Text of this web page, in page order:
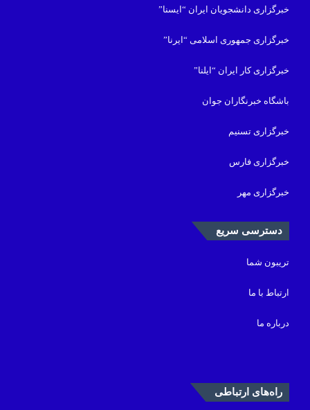
خبرگزاری دانشجویان ایران “ایسنا”
خبرگزاری جمهوری اسلامی “ایرنا”
خبرگزاری کار ایران “ایلنا”
باشگاه خبرنگاران جوان
خبرگزاری تسنیم
خبرگزاری فارس
خبرگزاری مهر
دسترسی سریع
تریبون شما
ارتباط با ما
درباره ما
راه‌های ارتباطی